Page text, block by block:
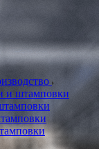
и штамповки